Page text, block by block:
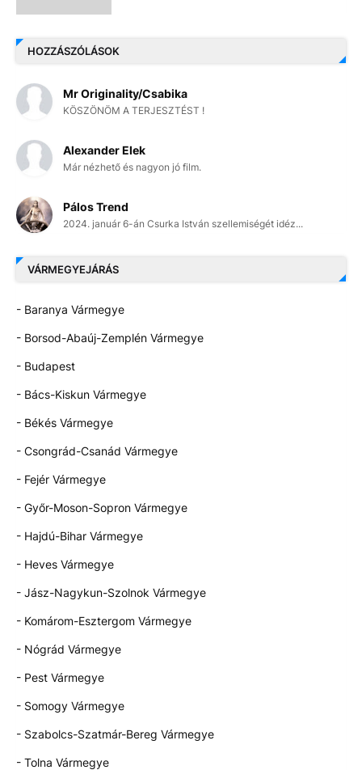
HOZZÁSZÓLÁSOK
Mr Originality/Csabika
KÖSZÖNÖM A TERJESZTÉST !
Alexander Elek
Már nézhető és nagyon jó film.
Pálos Trend
2024. január 6-án Csurka István szellemiségét idéz...
VÁRMEGYEJÁRÁS
- Baranya Vármegye
- Borsod-Abaúj-Zemplén Vármegye
- Budapest
- Bács-Kiskun Vármegye
- Békés Vármegye
- Csongrád-Csanád Vármegye
- Fejér Vármegye
- Győr-Moson-Sopron Vármegye
- Hajdú-Bihar Vármegye
- Heves Vármegye
- Jász-Nagykun-Szolnok Vármegye
- Komárom-Esztergom Vármegye
- Nógrád Vármegye
- Pest Vármegye
- Somogy Vármegye
- Szabolcs-Szatmár-Bereg Vármegye
- Tolna Vármegye